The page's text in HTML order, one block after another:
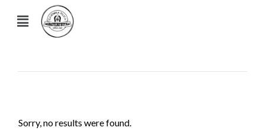
Sorry, no results were found.